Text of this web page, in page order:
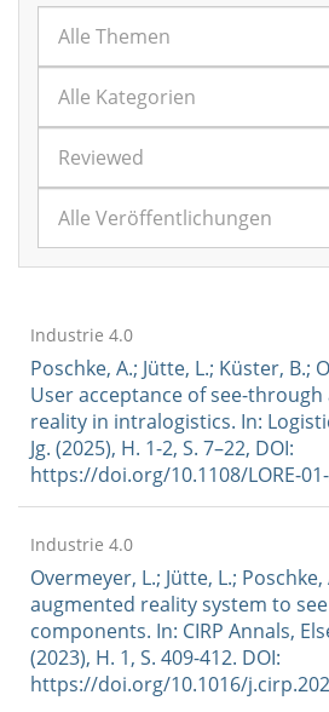
Industrie 4.0
Poschke, A.; Jütte, L.; Küster, B.;
User acceptance of see-
reality in intralogistics. In:
Jg. (2025), H. 1-2, S. 7–22, DOI:
https://doi.org/10.1108/LORE-
Industrie 4.0
Overmeyer, L.; Jütte, L.;
augmented reality system to
components. In: CIRP Annals,
(2023), H. 1, S. 409-412. DOI:
https://doi.org/10.1016/